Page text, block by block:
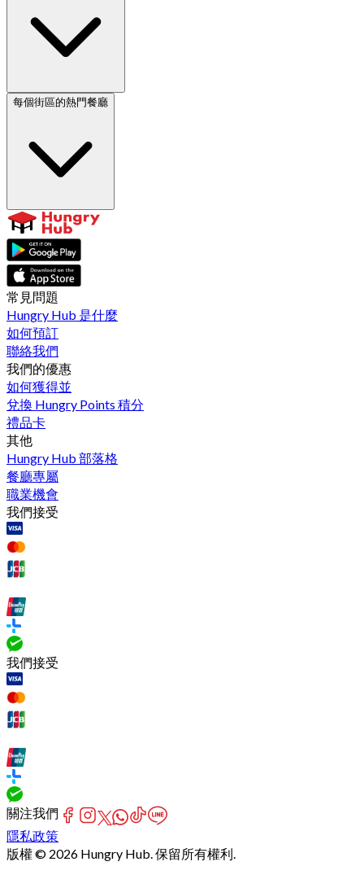
每個街區的熱門餐廳
常見問題
Hungry Hub 是什麼
如何預訂
聯絡我們
我們的優惠
如何獲得並
兌換 Hungry Points 積分
禮品卡
其他
Hungry Hub 部落格
餐廳專屬
職業機會
我們接受
我們接受
關注我們
隱私政策
版權 © 2026 Hungry Hub. 保留所有權利.